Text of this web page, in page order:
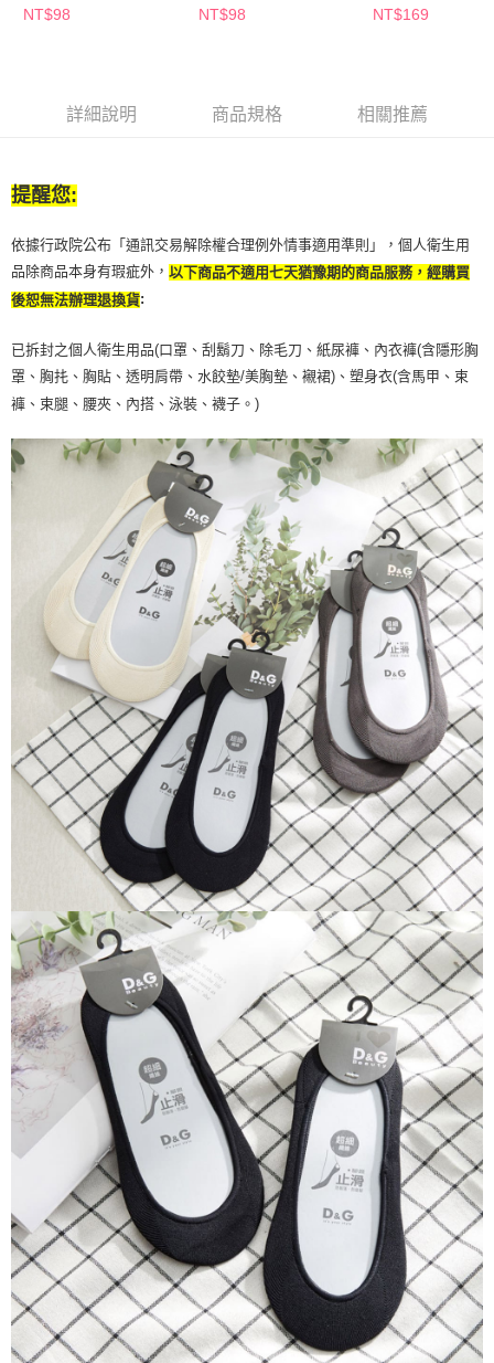
※ 交易是否成功請以「AFTEE先享後付 」之結帳頁面顯示為準，若有關於
１．透過由恩沛科技股份有限公司提供之「AFTEE先享後付」服務完成之交
https://aftee.tw/terms/#terms3
３．未成年的使用者請事先徵得法定代理人或監護人之同意方可使用
任。
４．使用「AFTEE先享後付」時，將依據個別帳號之用戶狀況，依本公司即
時審查核予不同之上限額度；若仍有額度不足之情形，本公司將視審查結果
請求用戶進行身份認證。
恩沛科技股份有限公司將有權停止該用戶之使用額度並採取法律行動。
付款後萊爾富取貨
每筆NT$65，滿NT$490(含以上)免運費
每筆NT$65，滿NT$490(含以上)免運費
每筆NT$100，滿NT$790(含以上)免運費
付款後寶雅門市自取(由倉庫統一出貨)
NT$98
NT$98
NT$169
詳細說明 商品規格 相關推薦
提醒您:
依據行政院公布「通訊交易解除權合理例外情事適用準則」，個人衛生用
品除商品本身有瑕疵外， 以下商品不適用七天猶豫期的商品服務，經購買
後恕無法辦理退換貨:
已拆封之個人衛生用品(口罩、刮鬍刀、除毛刀、紙尿褲、內衣褲(含隱形胸
罩、胸扥、胸貼、透明肩帶、水餃墊/美胸墊、襯裙)、塑身衣(含馬甲、束
褲、束腿、腰夾、內搭、泳裝、襪子。)